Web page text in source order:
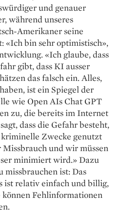
und genauer
während unseres
Amerikaner seine
«Ich bin sehr optimistisch»,
«Ich glaube, dass
gibt, dass KI ausser
das falsch ein. Alles,
ist ein Spiegel der
wie Open AIs Chat GPT
zu, die bereits im Internet
dass die Gefahr besteht,
Zwecke genutzt
und wir müssen
minimiert wird.» Dazu
missbrauchen ist: Das
ist relativ einfach und billig,
Fehlinformationen